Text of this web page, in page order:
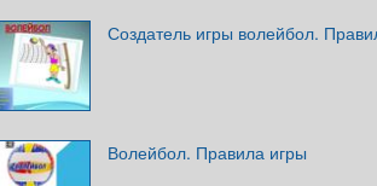
Создатель игры волейбол.
Волейбол. Правила игры